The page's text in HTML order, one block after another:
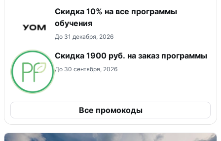
Скидка 10% на все программы
обучения
До 31 декабря, 2026
Скидка 1900 руб. на заказ программы
До 30 сентября, 2026
Все промокоды